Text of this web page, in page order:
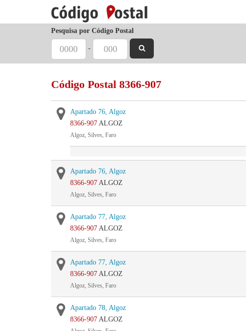
Pesquisa por Código Postal
-
Código Postal 8366-907
Apartado 76, Algoz
8366-907 ALGOZ
Algoz, Silves, Faro
Apartado 76, Algoz
8366-907 ALGOZ
Algoz, Silves, Faro
Apartado 77, Algoz
8366-907 ALGOZ
Algoz, Silves, Faro
Apartado 77, Algoz
8366-907 ALGOZ
Algoz, Silves, Faro
Apartado 78, Algoz
8366-907 ALGOZ